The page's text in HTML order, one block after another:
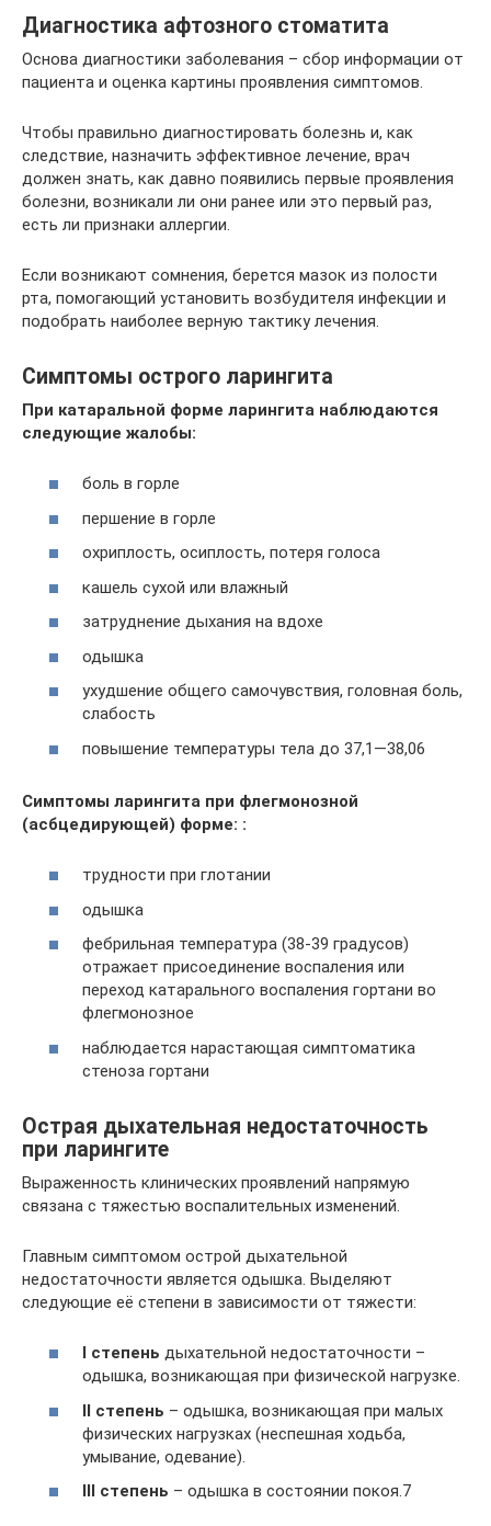
Диагностика афтозного стоматита
Основа диагностики заболевания – сбор информации от
пациента и оценка картины проявления симптомов.
Чтобы правильно диагностировать болезнь и, как
следствие, назначить эффективное лечение, врач
должен знать, как давно появились первые проявления
болезни, возникали ли они ранее или это первый раз,
есть ли признаки аллергии.
Если возникают сомнения, берется мазок из полости
рта, помогающий установить возбудителя инфекции и
подобрать наиболее верную тактику лечения.
Симптомы острого ларингита
При катаральной форме ларингита наблюдаются
следующие жалобы:
боль в горле
першение в горле
охриплость, осиплость, потеря голоса
кашель сухой или влажный
затруднение дыхания на вдохе
одышка
ухудшение общего самочувствия, головная боль,
слабость
повышение температуры тела до 37,1—38,06
Симптомы ларингита при флегмонозной
(асбцедирующей) форме: :
трудности при глотании
одышка
фебрильная температура (38-39 градусов)
отражает присоединение воспаления или
переход катарального воспаления гортани во
флегмонозное
наблюдается нарастающая симптоматика
стеноза гортани
Острая дыхательная недостаточность
при ларингите
Выраженность клинических проявлений напрямую
связана с тяжестью воспалительных изменений.
Главным симптомом острой дыхательной
недостаточности является одышка. Выделяют
следующие её степени в зависимости от тяжести:
I степень дыхательной недостаточности –
одышка, возникающая при физической нагрузке.
II степень – одышка, возникающая при малых
физических нагрузках (неспешная ходьба,
умывание, одевание).
III степень – одышка в состоянии покоя.7